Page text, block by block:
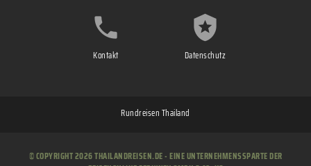
Kontakt Datenschutz
Rundreisen Thailand
© COPYRIGHT 2026 THAILANDREISEN.DE - EINE UNTERNEHMENSSPARTE DER